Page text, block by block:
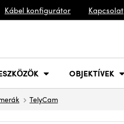
Kábel konfigurátor Kapcsolat
OBJEKTÍVEK
TelyCam